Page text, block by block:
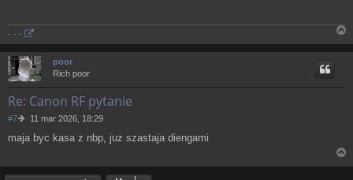
- - -
a
poor
Rich poor
Re: Canon RF pytanie
#7
P
s
11 mar 2026, 18:29
maja byc kasa z nbp, juz szastaja diengami